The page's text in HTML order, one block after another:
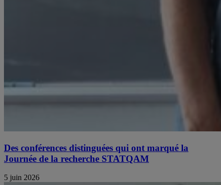
Des conférences distinguées qui ont marqué la
Journée de la recherche STATQAM
5 juin 2026